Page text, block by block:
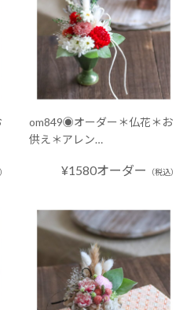
om849◉オーダー＊仏花＊お
供え＊アレン…
¥1580オーダー （税込）